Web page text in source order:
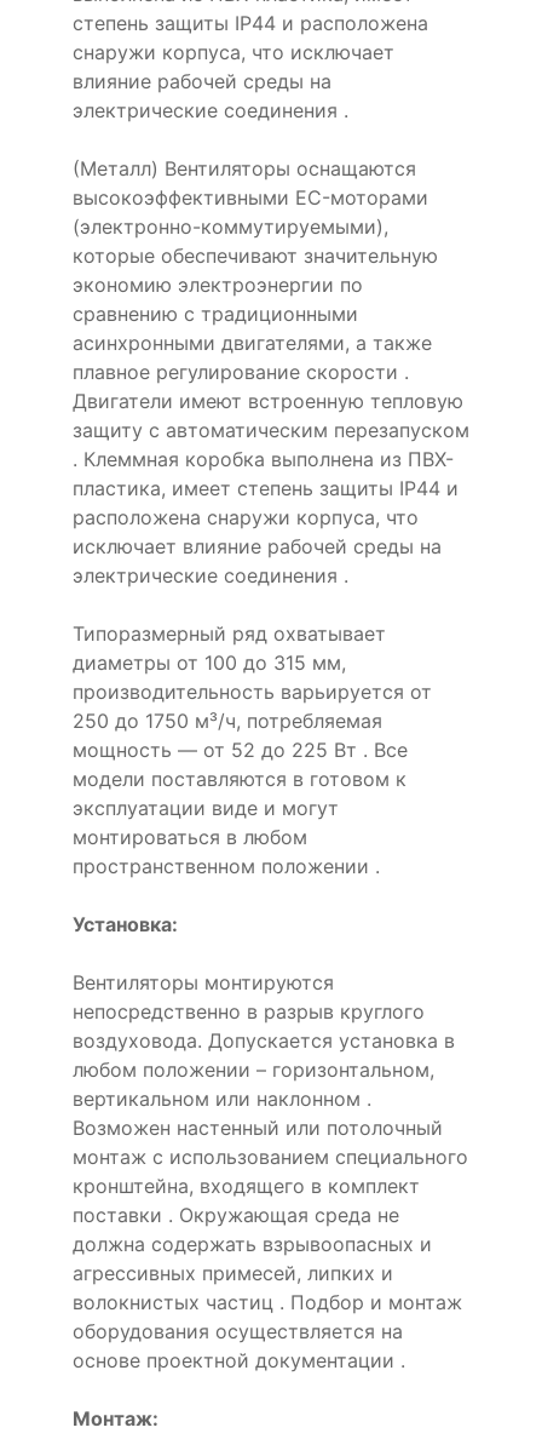
степень защиты IP44 и расположена
снаружи корпуса, что исключает
влияние рабочей среды на
электрические соединения .
(Металл) Вентиляторы оснащаются
высокоэффективными EC-моторами
(электронно-коммутируемыми),
которые обеспечивают значительную
экономию электроэнергии по
сравнению с традиционными
асинхронными двигателями, а также
плавное регулирование скорости .
Двигатели имеют встроенную тепловую
защиту с автоматическим перезапуском
. Клеммная коробка выполнена из ПВХ-
пластика, имеет степень защиты IP44 и
расположена снаружи корпуса, что
исключает влияние рабочей среды на
электрические соединения .
Типоразмерный ряд охватывает
диаметры от 100 до 315 мм,
производительность варьируется от
250 до 1750 м³/ч, потребляемая
мощность — от 52 до 225 Вт . Все
модели поставляются в готовом к
эксплуатации виде и могут
монтироваться в любом
пространственном положении .
Установка:
Вентиляторы монтируются
непосредственно в разрыв круглого
воздуховода. Допускается установка в
любом положении – горизонтальном,
вертикальном или наклонном .
Возможен настенный или потолочный
монтаж с использованием специального
кронштейна, входящего в комплект
поставки . Окружающая среда не
должна содержать взрывоопасных и
агрессивных примесей, липких и
волокнистых частиц . Подбор и монтаж
оборудования осуществляется на
основе проектной документации .
Монтаж: